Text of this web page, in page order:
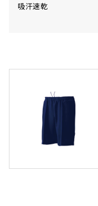
吸汗速乾